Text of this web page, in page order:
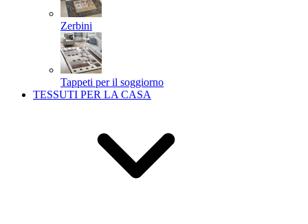
Zerbini
Tappeti per il soggiorno
TESSUTI PER LA CASA